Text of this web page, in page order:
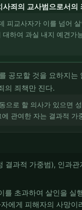
죄의 교사범으로서의
피교사자가 이를 넘어
하여 과실 내지 예견가
공모할 것을 요하지
의 죄책만 진다.
으로 할 의사가 있으면
관여한 자는 결과적
과적 가중범), 인과
초과하여 살인을 실
에게 피해자의 사망